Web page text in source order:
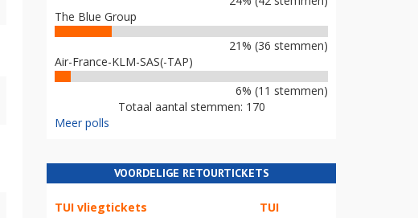
The Blue Group
21% (36 stemmen)
Air-France-KLM-SAS(-TAP)
6% (11 stemmen)
Totaal aantal stemmen: 170
Meer polls
VOORDELIGE RETOURTICKETS
TUI vliegtickets TUI